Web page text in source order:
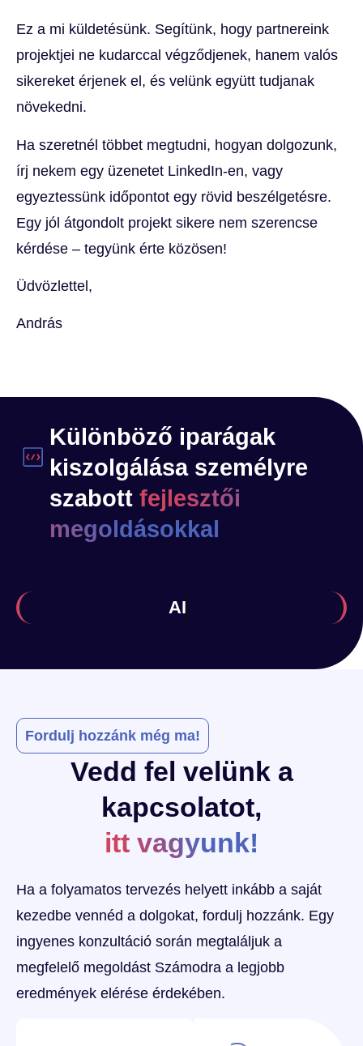
Ez a mi küldetésünk. Segítünk, hogy partnereink
projektjei ne kudarccal végződjenek, hanem valós
sikereket érjenek el, és velünk együtt tudjanak
növekedni.
Ha szeretnél többet megtudni, hogyan dolgozunk,
írj nekem egy üzenetet LinkedIn-en, vagy
egyeztessünk időpontot egy rövid beszélgetésre.
Egy jól átgondolt projekt sikere nem szerencse
kérdése – tegyünk érte közösen!
Üdvözlettel,
András
Különböző iparágak
kiszolgálása személyre
szabottfejlesztői
megoldásokkal
Egészség
Fordulj hozzánk még ma!
Vedd fel velünk a
kapcsolatot,
itt vagyunk!
Ha a folyamatos tervezés helyett inkább a saját
kezedbe vennéd a dolgokat, fordulj hozzánk. Egy
ingyenes konzultáció során megtaláljuk a
megfelelő megoldást Számodra a legjobb
eredmények elérése érdekében.